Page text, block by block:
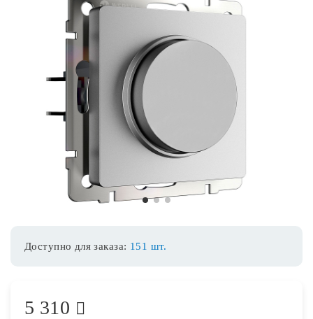
Настольные лампы
Трековые системы
Уличное освещение
Светодиодная лента
1 2 3
Доступно для заказа: 151 шт.
5 310